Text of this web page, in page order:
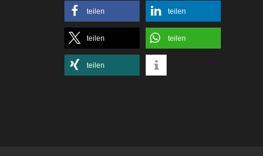
teilen teilen
teilen teilen
teilen